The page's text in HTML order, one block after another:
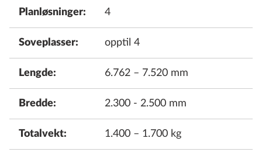
Planløsninger: 4
Soveplasser: opptil 4
Lengde: 6.762 – 7.520 mm
Bredde: 2.300 - 2.500 mm
Totalvekt: 1.400 – 1.700 kg